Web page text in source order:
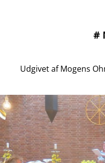
#
Udgivet af Mogens